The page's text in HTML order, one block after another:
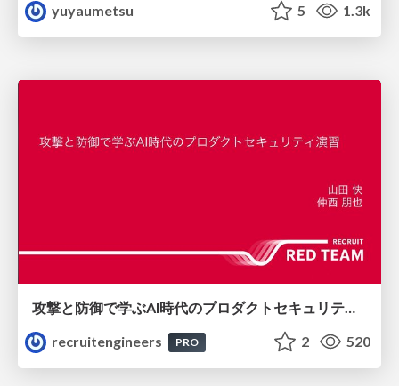
yuyaumetsu
5 1.3k
攻撃と防御で学ぶAI時代のプロダクトセキュリティ演習
recruitengineers
PRO 2 520